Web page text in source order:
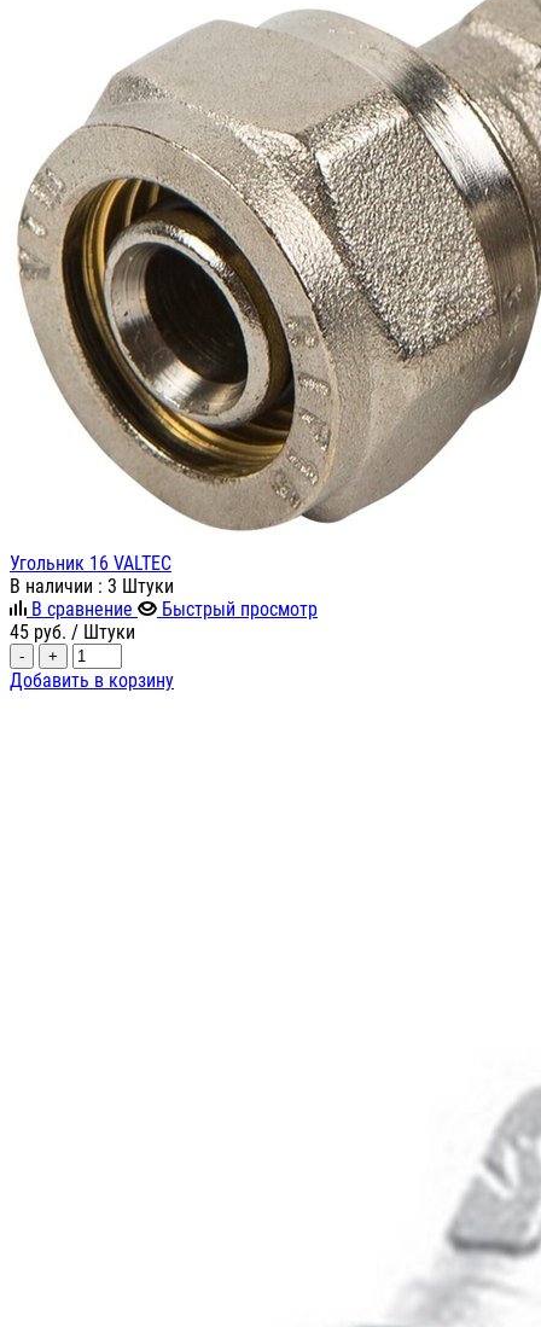
Угольник 16 VALTEC
В наличии : 3 Штуки
В сравнение
Быстрый просмотр
45 руб. / Штуки
- +
Добавить в корзину